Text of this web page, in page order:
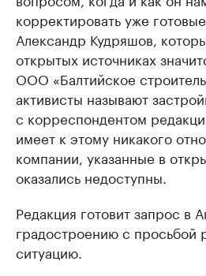
корректировать уже
Александр Кудряшов,
открытых источниках
ООО «Балтийское
активисты называют
с корреспондентом
имеет к этому никакого
компании, указанные в
оказались недоступны.
Редакция готовит запрос в
градостроению с просьбой
ситуацию.